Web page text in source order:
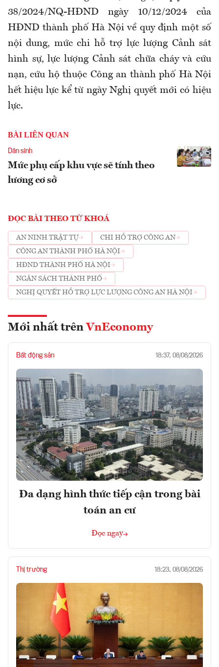
38/2024/NQ-HĐND ngày 10/12/2024 của
HĐND thành phố Hà Nội về quy định một số
nội dung, mức chi hỗ trợ lực lượng Cảnh sát
hình sự, lực lượng Cảnh sát chữa cháy và cứu
nạn, cứu hộ thuộc Công an thành phố Hà Nội
hết hiệu lực kể từ ngày Nghị quyết mới có hiệu
lực.
BÀI LIÊN QUAN
Dân sinh
Mức phụ cấp khu vực sẽ tính theo
lương cơ sở
ĐỌC BÀI THEO TỪ KHOÁ
AN NINH TRẬT TỰ
CHI HỖ TRỢ CÔNG AN
CÔNG AN THÀNH PHỐ HÀ NỘI
HĐND THÀNH PHỐ HÀ NỘI
NGÂN SÁCH THÀNH PHỐ
NGHỊ QUYẾT HỖ TRỢ LỰC LƯỢNG CÔNG AN HÀ NỘI
Mới nhất trên VnEconomy
Bất động sản 18:37, 08/08/2026
Đa dạng hình thức tiếp cận trong bài
toán an cư
Đọc ngay
Thị trường 18:23, 08/08/2026